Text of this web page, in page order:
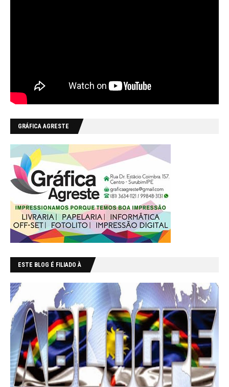
GRÁFICA AGRESTE
ESTE BLOG É FILIADO À